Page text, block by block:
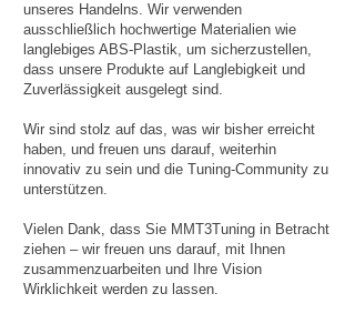
unseres Handelns. Wir verwenden
ausschließlich hochwertige Materialien wie
langlebiges ABS-Plastik, um sicherzustellen,
dass unsere Produkte auf Langlebigkeit und
Zuverlässigkeit ausgelegt sind.
Wir sind stolz auf das, was wir bisher erreicht
haben, und freuen uns darauf, weiterhin
innovativ zu sein und die Tuning-Community zu
unterstützen.
Vielen Dank, dass Sie MMT3Tuning in Betracht
ziehen – wir freuen uns darauf, mit Ihnen
zusammenzuarbeiten und Ihre Vision
Wirklichkeit werden zu lassen.